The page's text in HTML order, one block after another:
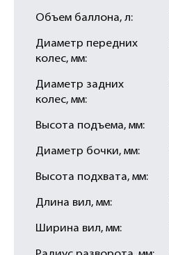
Объем баллона, л:
Диаметр передних
колес, мм:
Диаметр задних
колес, мм:
Высота подъема, мм:
Диаметр бочки, мм:
Высота подхвата, мм:
Длина вил, мм:
Ширина вил, мм: